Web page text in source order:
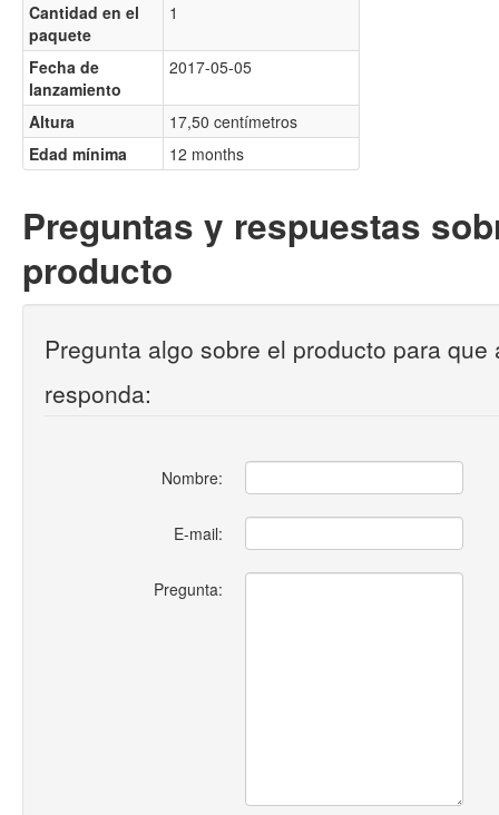
Cantidad en el
paquete
1
Fecha de
lanzamiento
2017-05-05
Altura
17,50 centímetros
Edad mínima
12 months
Preguntas y respuestas
producto
Pregunta algo sobre el producto para que
responda:
Nombre:
E-mail:
Pregunta: